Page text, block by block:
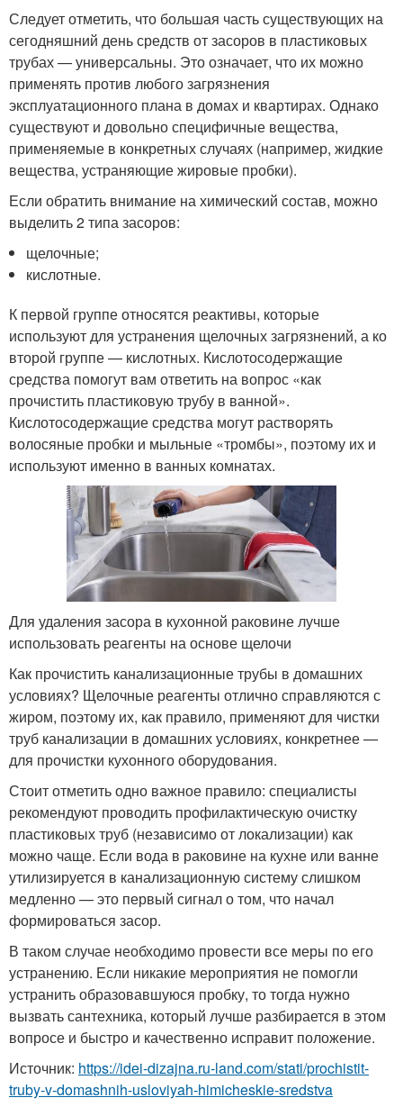
Следует отметить, что большая часть существующих на
сегодняшний день средств от засоров в пластиковых
трубах — универсальны. Это означает, что их можно
применять против любого загрязнения
эксплуатационного плана в домах и квартирах. Однако
существуют и довольно специфичные вещества,
применяемые в конкретных случаях (например, жидкие
вещества, устраняющие жировые пробки).
Если обратить внимание на химический состав, можно
выделить 2 типа засоров:
щелочные;
кислотные.
К первой группе относятся реактивы, которые
используют для устранения щелочных загрязнений, а ко
второй группе — кислотных. Кислотосодержащие
средства помогут вам ответить на вопрос «как
прочистить пластиковую трубу в ванной».
Кислотосодержащие средства могут растворять
волосяные пробки и мыльные «тромбы», поэтому их и
используют именно в ванных комнатах.
Для удаления засора в кухонной раковине лучше
использовать реагенты на основе щелочи
Как прочистить канализационные трубы в домашних
условиях? Щелочные реагенты отлично справляются с
жиром, поэтому их, как правило, применяют для чистки
труб канализации в домашних условиях, конкретнее —
для прочистки кухонного оборудования.
Стоит отметить одно важное правило: специалисты
рекомендуют проводить профилактическую очистку
пластиковых труб (независимо от локализации) как
можно чаще. Если вода в раковине на кухне или ванне
утилизируется в канализационную систему слишком
медленно — это первый сигнал о том, что начал
формироваться засор.
В таком случае необходимо провести все меры по его
устранению. Если никакие мероприятия не помогли
устранить образовавшуюся пробку, то тогда нужно
вызвать сантехника, который лучше разбирается в этом
вопросе и быстро и качественно исправит положение.
Источник: https://idei-dizajna.ru-land.com/stati/prochistit-
truby-v-domashnih-usloviyah-himicheskie-sredstva